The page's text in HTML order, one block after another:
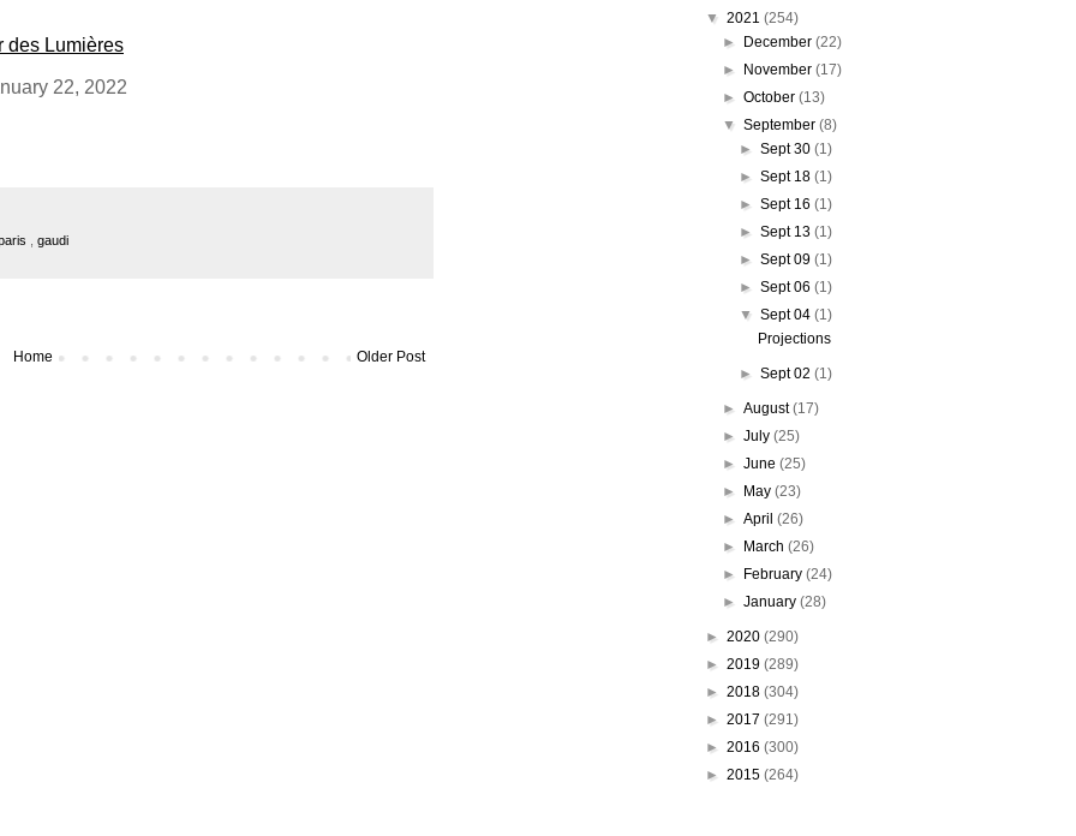
des Lumières
22, 2022
gaudi
Older Post
Home
▼ 2021 (254)
►
December (22)
►
November (17)
► October (13)
▼ September (8)
►Sept 30(1)
►Sept 18(1)
►Sept 16(1)
►Sept 13(1)
►Sept 09(1)
►Sept 06(1)
▼Sept 04(1)
Projections
►Sept 02(1)
► August(17)
► July (25)
► June (25)
►
May (23)
► April (26)
►
March (26)
►
February (24)
► January (28)
► 2020 (290)
► 2019 (289)
► 2018 (304)
► 2017 (291)
► 2016 (300)
► 2015 (264)